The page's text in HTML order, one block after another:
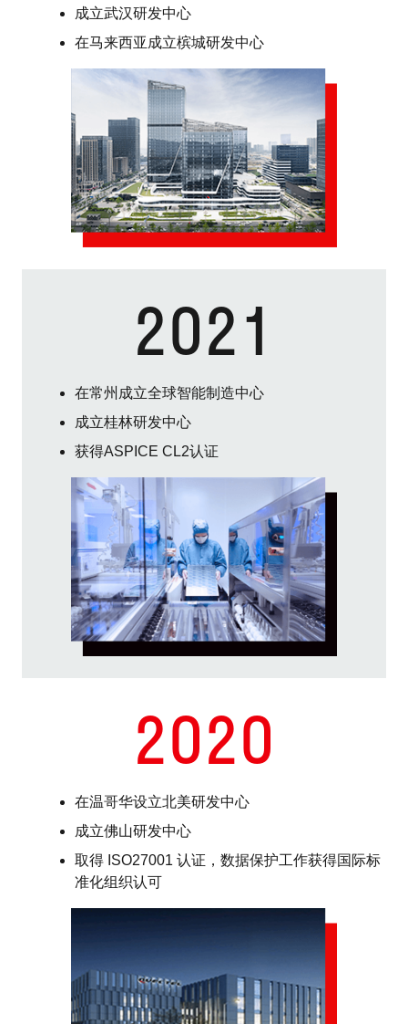
成立武汉研发中心
在马来西亚成立槟城研发中心
2021
在常州成立全球智能制造中心
成立桂林研发中心
获得ASPICE CL2认证
2020
在温哥华设立北美研发中心
成立佛山研发中心
取得 ISO27001 认证，数据保护工作获得国际标
准化组织认可